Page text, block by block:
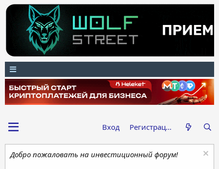
Вход Регистрация
Добро пожаловать на инвестиционный форум!